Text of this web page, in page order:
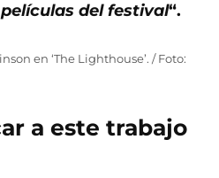
del festival“.
en ‘The Lighthouse’. / Foto:
a este trabajo